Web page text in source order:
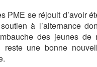
PME se réjouit d’avoir
à l’alternance
des jeunes
reste une bonne